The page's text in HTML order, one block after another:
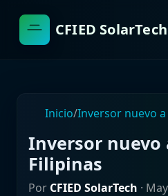
CFIED SolarTech
Inicio/Inversor nuevo
Inversor nuevo
Filipinas
Por CFIED SolarTech ·